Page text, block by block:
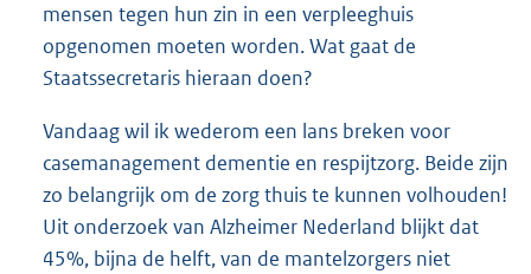
mensen tegen hun zin in een verpleeghuis
opgenomen moeten worden. Wat gaat de
Staatssecretaris hieraan doen?
Vandaag wil ik wederom een lans breken voor
casemanagement dementie en respijtzorg. Beide zijn
zo belangrijk om de zorg thuis te kunnen volhouden!
Uit onderzoek van Alzheimer Nederland blijkt dat
45%, bijna de helft, van de mantelzorgers niet